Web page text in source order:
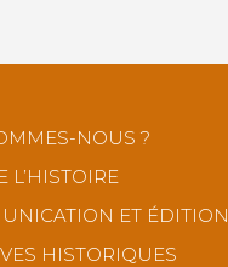
NOUS ?
L’HISTOIRE
ET ÉDITION
HISTORIQUES